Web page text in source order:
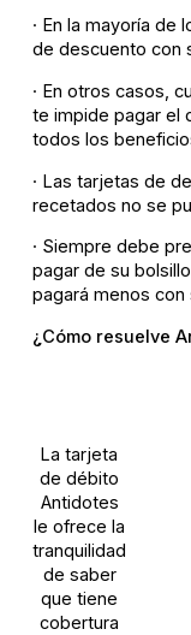
· En la mayoría
de descuento con
· En otros casos,
te impide pagar el
todos los
· Las tarjetas de
recetados no se
· Siempre debe
pagar de su
pagará menos con
¿Cómo resuelve
La tarjeta
de débito
Antidotes
le ofrece la
tranquilidad
de saber
que tiene
cobertura